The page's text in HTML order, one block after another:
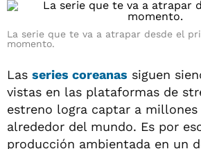
La serie que te va a atrapar desde el
momento.
Las series coreanas siguen
vistas en las plataformas de
estreno logra captar a millones
alrededor del mundo. Es por
producción ambientada en un